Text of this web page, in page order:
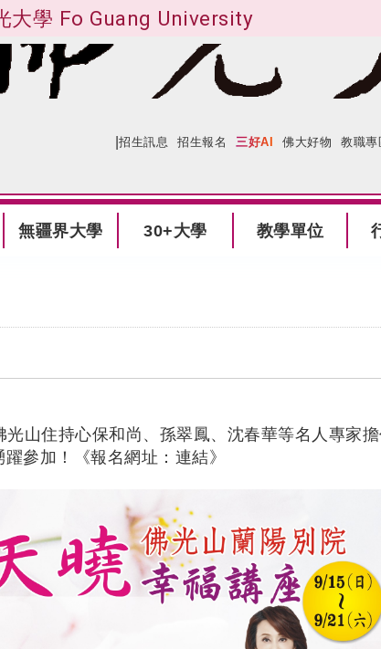
大學 Fo Guang University
|招生訊息 招生報名 三好AI 佛大好物 教職專
無疆界大學 30+大學 教學單位
山住持心保和尚、孫翠鳳、沈春華等名人專家
參加！《報名網址： 連結》